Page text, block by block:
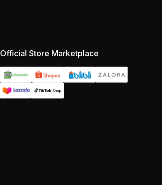
Official Store Marketplace